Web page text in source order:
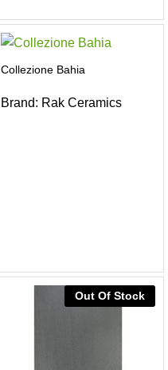
Collezione Bahia
Brand: Rak Ceramics
Out Of Stock